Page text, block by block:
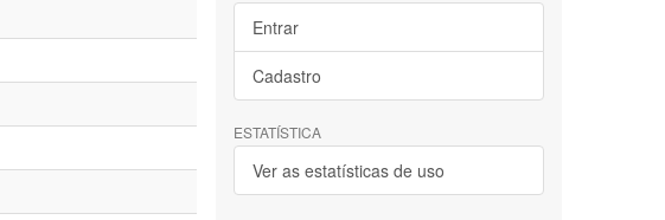
Entrar
Cadastro
ESTATÍSTICA
Ver as estatísticas de uso